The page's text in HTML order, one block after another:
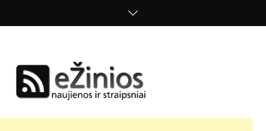
nuomonės